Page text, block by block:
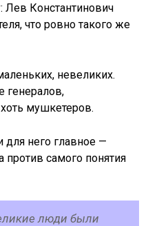
Лев Константинович
что ровно такого же
невеликих.
генералов,
мушкетеров.
для него главное —
против самого понятия
люди были